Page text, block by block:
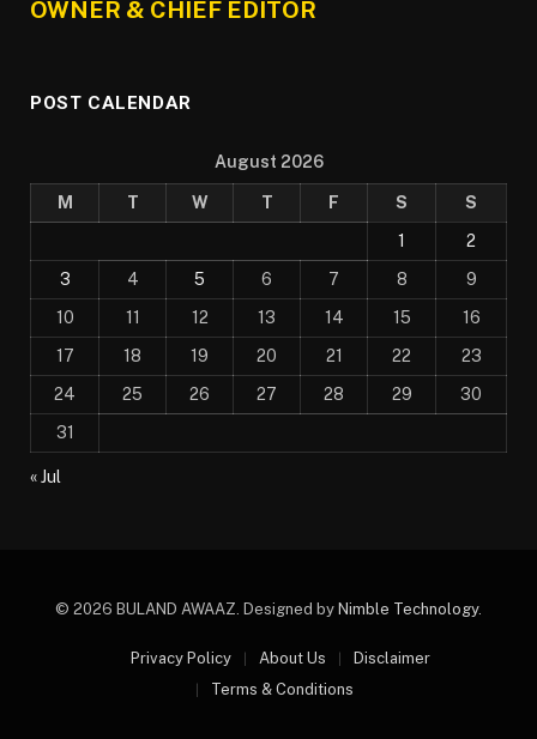
OWNER & CHIEF EDITOR
POST CALENDAR
August 2026
M T W T F S
S
1
2
3
4 5 6 7 8
9
10
11 12 13 14 15
16
17
18 19 20 21 22
23
24
25 26 27 28 29
30
31
« Jul
© 2026 BULAND AWAAZ. Designed by Nimble Technology.
Privacy Policy About Us
Disclaimer
Terms & Conditions